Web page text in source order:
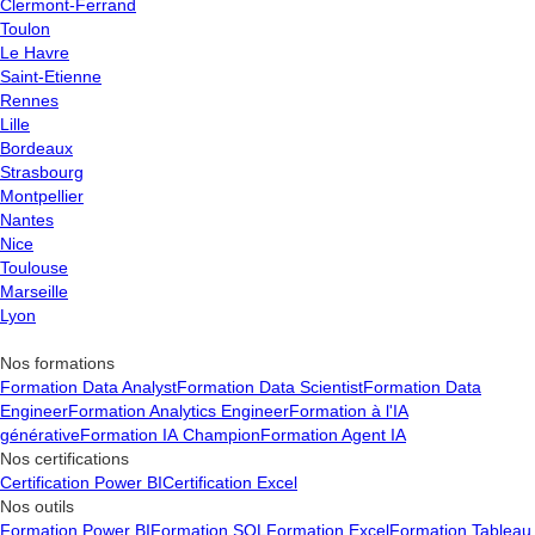
Veille technologique
être à jour dans un domaine en perpétuelle évolution.
Clermont-Ferrand
Toulon
Le Havre
Saint-Etienne
Rennes
Lille
Bordeaux
Strasbourg
Montpellier
Nantes
Nice
Toulouse
Marseille
Lyon
Nos formations
Formation Data AnalystFormation Data ScientistFormation Data
EngineerFormation Analytics EngineerFormation à l'IA
générativeFormation IA ChampionFormation Agent IA
Nos certifications
Certification Power BICertification Excel
Nos outils
Formation Power BIFormation SQL Formation ExcelFormation Tableau